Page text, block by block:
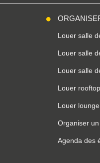
Louer salle
Louer salle
Louer salle
Louer rooftop
Louer lounge
Organiser
Agenda des